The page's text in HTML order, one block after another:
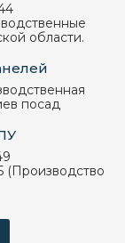
области.
посад
(Производство